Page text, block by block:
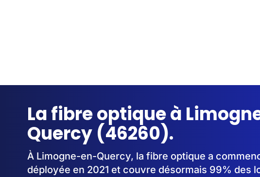
La fibre optique à
Quercy (46260).
À Limogne-en-Quercy, la fibre optique a
déployée en 2021 et couvre désormais 99% des